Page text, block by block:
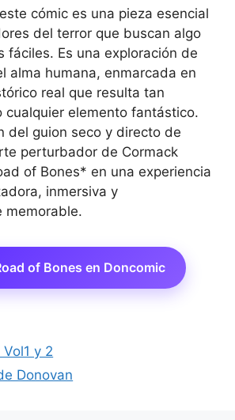
cómic es una pieza esencial
del terror que buscan algo
fáciles. Es una exploración de
alma humana, enmarcada en
real que resulta tan
cualquier elemento fantástico.
del guion seco y directo de
perturbador de Cormack
of Bones* en una experiencia
inmersiva y
memorable.
of Bones en Doncomic
y 2
Donovan